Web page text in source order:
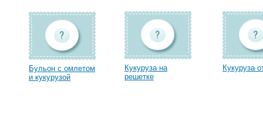
Бульон с омлетом
и кукурузой
Кукуруза на
решетке
Кукуруза